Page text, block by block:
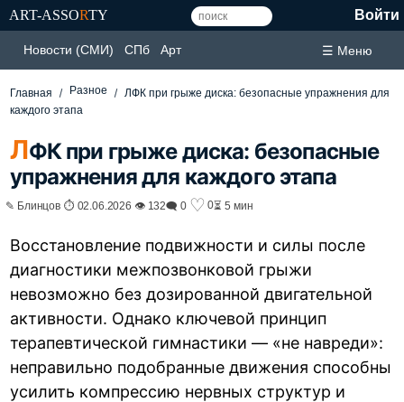
ART-ASSORTY Войти
Новости (СМИ) СПб Арт ☰ Меню
Главная Разное
ЛФК при грыже диска: безопасные упражнения для
каждого этапа
ЛФК при грыже диска: безопасные
упражнения для каждого этапа
✎ Блинцов ⏱ 02.06.2026 👁 132🗨 0 ♡ 0⏳ 5 мин
Восстановление подвижности и силы после
диагностики межпозвонковой грыжи
невозможно без дозированной двигательной
активности. Однако ключевой принцип
терапевтической гимнастики — «не навреди»:
неправильно подобранные движения способны
усилить компрессию нервных структур и